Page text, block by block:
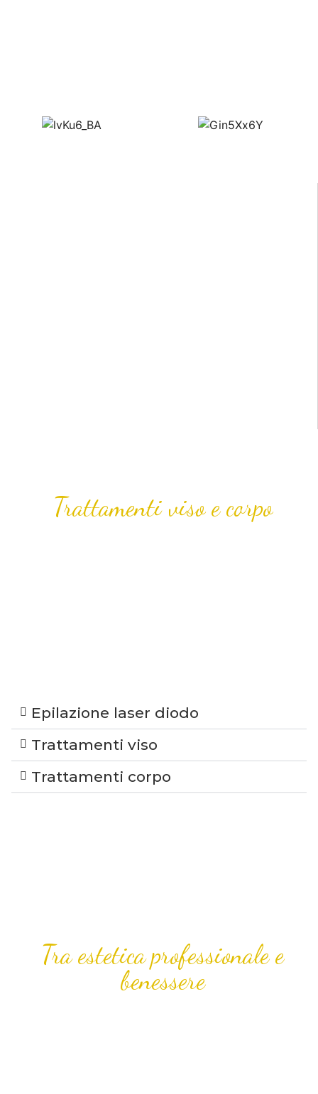
Trattamenti viso e corpo
Epilazione laser diodo
Trattamenti viso
Trattamenti corpo
Tra estetica professionale e
benessere